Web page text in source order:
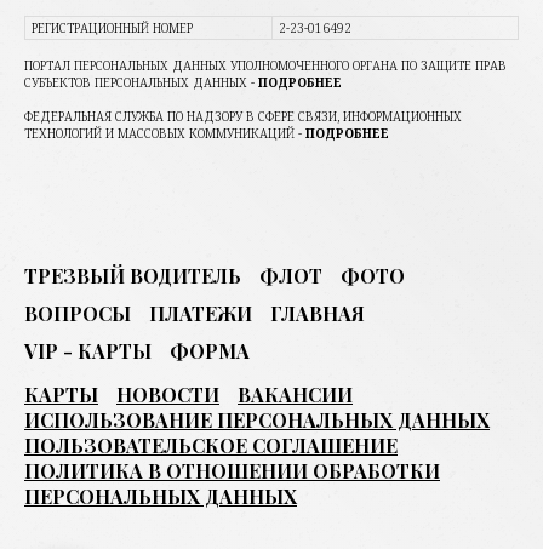
РЕГИСТРАЦИОННЫЙ НОМЕР 2-23-016492
ПОРТАЛ ПЕРСОНАЛЬНЫХ ДАННЫХ УПОЛНОМОЧЕННОГО ОРГАНА ПО ЗАЩИТЕ ПРАВ
СУБЪЕКТОВ ПЕРСОНАЛЬНЫХ ДАННЫХ - ПОДРОБНЕЕ
ФЕДЕРАЛЬНАЯ СЛУЖБА ПО НАДЗОРУ В СФЕРЕ СВЯЗИ, ИНФОРМАЦИОННЫХ
ТЕХНОЛОГИЙ И МАССОВЫХ КОММУНИКАЦИЙ - ПОДРОБНЕЕ
ТРЕЗВЫЙ ВОДИТЕЛЬ ФЛОТ
ФОТО
ВОПРОСЫ
ПЛАТЕЖИ
ГЛАВНАЯ
VIP - КАРТЫ
ФОРМА
КАРТЫ
НОВОСТИ
ВАКАНСИИ
ИСПОЛЬЗОВАНИЕ ПЕРСОНАЛЬНЫХ ДАННЫХ
ПОЛЬЗОВАТЕЛЬСКОЕ СОГЛАШЕНИЕ
ПОЛИТИКА В ОТНОШЕНИИ ОБРАБОТКИ
ПЕРСОНАЛЬНЫХ ДАННЫХ